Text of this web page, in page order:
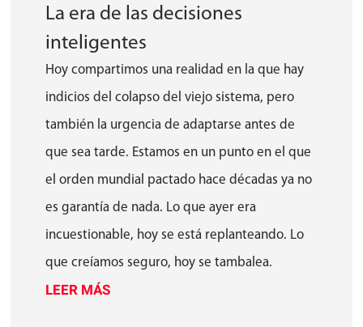
La era de las decisiones
inteligentes
Hoy compartimos una realidad en la que hay
indicios del colapso del viejo sistema, pero
también la urgencia de adaptarse antes de
que sea tarde. Estamos en un punto en el que
el orden mundial pactado hace décadas ya no
es garantía de nada. Lo que ayer era
incuestionable, hoy se está replanteando. Lo
que creíamos seguro, hoy se tambalea.
LEER MÁS